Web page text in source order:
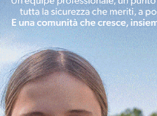
Articolo precedente
‘Educazione alla legalità economica’:
la guardia di finanza incontra gli
studenti